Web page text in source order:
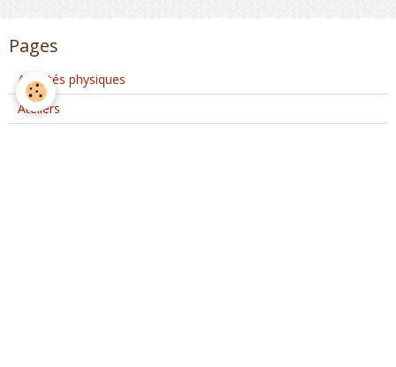
Pages
Activités physiques
Ateliers